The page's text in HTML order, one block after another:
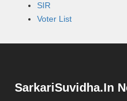
SIR
Voter List
SarkariSuvidha.In